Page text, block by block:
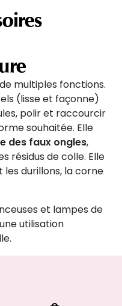
multiples fonctions.
(lisse et façonne)
polir et raccourcir
souhaitée. Elle
des faux ongles,
résidus de colle. Elle
durillons, la corne
et lampes de
utilisation